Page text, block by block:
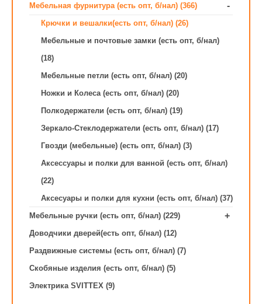
Мебельная фурнитура (есть опт, б/нал) (366) -
Крючки и вешалки(есть опт, б/нал) (26)
Мебельные и почтовые замки (есть опт, б/нал)
(18)
Мебельные петли (есть опт, б/нал) (20)
Ножки и Колеса (есть опт, б/нал) (20)
Полкодержатели (есть опт, б/нал) (19)
Зеркало-Стеклодержатели (есть опт, б/нал) (17)
Гвозди (мебельные) (есть опт, б/нал) (3)
Аксессуары и полки для ванной (есть опт, б/нал)
(22)
Аксесуары и полки для кухни (есть опт, б/нал) (37)
Мебельные ручки (есть опт, б/нал) (229)
+
Доводчики дверей(есть опт, б/нал) (12)
Раздвижные системы (есть опт, б/нал) (7)
Скобяные изделия (есть опт, б/нал) (5)
Электрика SVITTEX (9)